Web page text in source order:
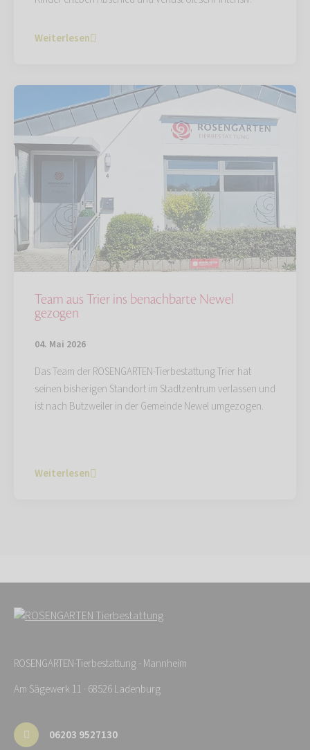
Weiterlesen
Team aus Trier ins benachbarte Newel
gezogen
04. Mai 2026
Das Team der ROSENGARTEN-Tierbestattung Trier hat
seinen bisherigen Standort im Stadtzentrum verlassen und
ist nach Butzweiler in der Gemeinde Newel umgezogen.
Weiterlesen
ROSENGARTEN-Tierbestattung - Mannheim
Am Sägewerk 11 · 68526 Ladenburg
06203 9527130